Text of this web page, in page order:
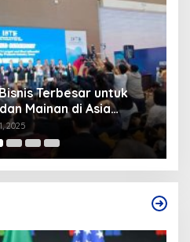
Terbesar untuk
Mainan di Asia
2025